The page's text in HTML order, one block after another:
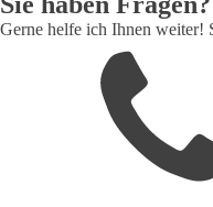
Gerne helfe ich Ihnen weiter!